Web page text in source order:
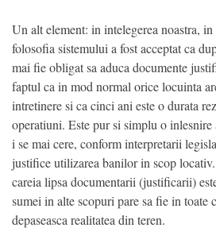
Un alt element: in intelegerea noastra,
folosofia sistemului a fost acceptat ca
mai fie obligat sa aduca documente
faptul ca in mod normal orice locuinta
intretinere si ca cinci ani este o durata
operatiuni. Este pur si simplu o
i se mai cere, conform interpretarii
justifice utilizarea banilor in scop
careia lipsa documentarii (justificarii)
sumei in alte scopuri pare sa fie in toate
depaseasca realitatea din teren.